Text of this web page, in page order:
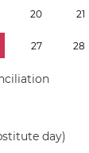
20 21
27 28
day)